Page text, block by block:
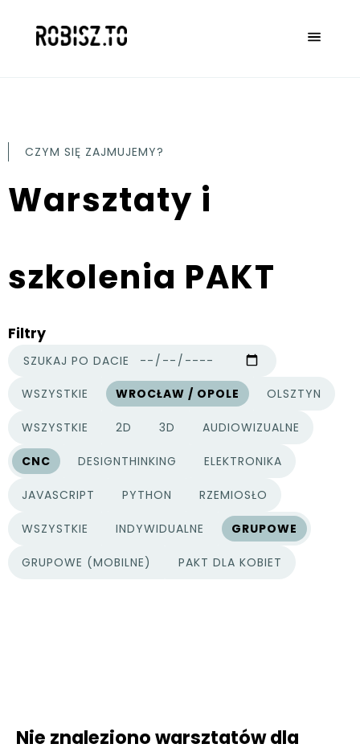
CZYM SIĘ ZAJMUJEMY?
Warsztaty i
szkolenia PAKT
Filtry
SZUKAJ PO DACIE
WSZYSTKIE
MIASTA
WROCŁAW / OPOLE OLSZTYN
WSZYSTKIE
KATEGORIE PROJEKTÓW
2D 3D AUDIOWIZUALNE
CNC DESIGNTHINKING ELEKTRONIKA
JAVASCRIPT PYTHON RZEMIOSŁO
WSZYSTKIE
TYPY PROJEKTÓW
INDYWIDUALNE GRUPOWE
GRUPOWE (MOBILNE) PAKT DLA KOBIET
Nie znaleziono warsztatów dla